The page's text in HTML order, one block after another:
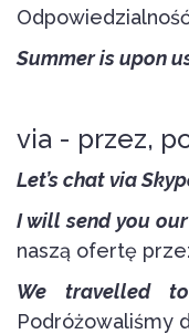
Summer is upon
via - przez,
Let’s chat via
I will send you
naszą ofertę
We travelled
Podróżowaliśmy